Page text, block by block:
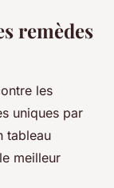
remèdes
les
uniques par
tableau
meilleur